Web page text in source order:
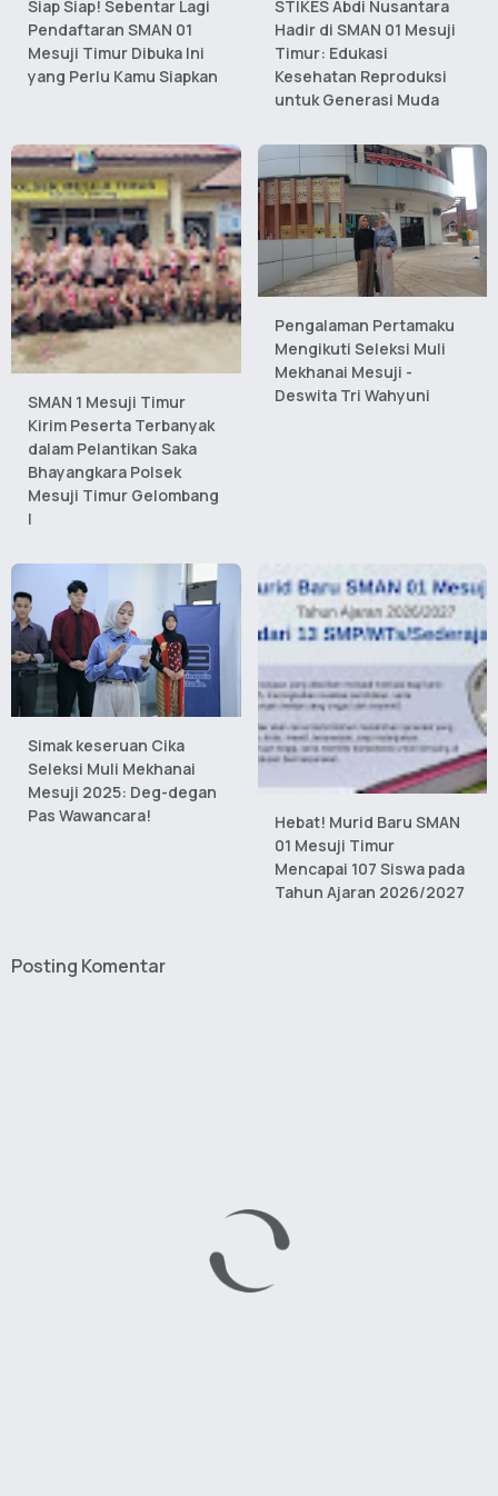
Siap Siap! Sebentar Lagi
Pendaftaran SMAN 01
Mesuji Timur Dibuka Ini
yang Perlu Kamu Siapkan
STIKES Abdi Nusantara
Hadir di SMAN 01 Mesuji
Timur: Edukasi
Kesehatan Reproduksi
untuk Generasi Muda
SMAN 1 Mesuji Timur
Kirim Peserta Terbanyak
dalam Pelantikan Saka
Bhayangkara Polsek
Mesuji Timur Gelombang
I
Pengalaman Pertamaku
Mengikuti Seleksi Muli
Mekhanai Mesuji -
Deswita Tri Wahyuni
Simak keseruan Cika
Seleksi Muli Mekhanai
Mesuji 2025: Deg-degan
Pas Wawancara!
Hebat! Murid Baru SMAN
01 Mesuji Timur
Mencapai 107 Siswa pada
Tahun Ajaran 2026/2027
Posting Komentar